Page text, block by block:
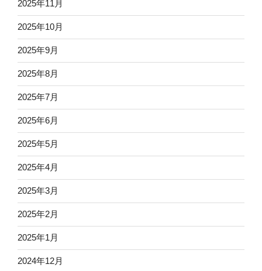
2025年11月
2025年10月
2025年9月
2025年8月
2025年7月
2025年6月
2025年5月
2025年4月
2025年3月
2025年2月
2025年1月
2024年12月